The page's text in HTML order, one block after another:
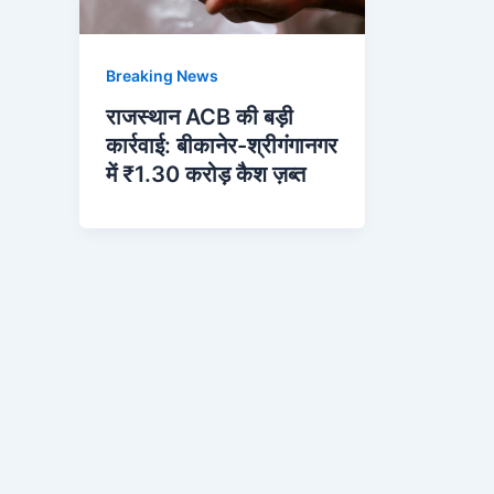
Breaking News
राजस्थान ACB की बड़ी
कार्रवाई: बीकानेर-श्रीगंगानगर
में ₹1.30 करोड़ कैश ज़ब्त